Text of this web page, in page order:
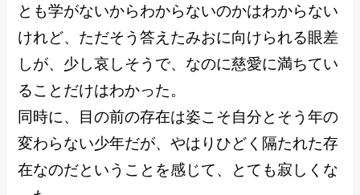
とも学がないからわからないのかはわからない
けれど、ただそう答えたみおに向けられる眼差
しが、少し哀しそうで、なのに慈愛に満ちてい
ることだけはわかった。
同時に、目の前の存在は姿こそ自分とそう年の
変わらない少年だが、やはりひどく隔たれた存
在なのだということを感じて、とても寂しくな